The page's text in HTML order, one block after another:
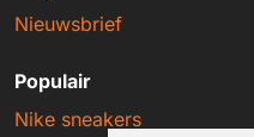
Nieuwsbrief
Populair
Nike sneakers